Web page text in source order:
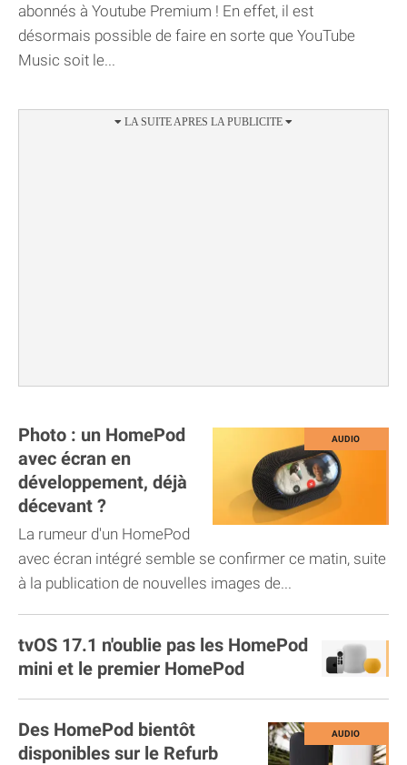
abonnés à Youtube Premium ! En effet, il est
désormais possible de faire en sorte que YouTube
Music soit le...
Photo : un HomePod
avec écran en
développement, déjà
décevant ?
La rumeur d'un HomePod
avec écran intégré semble se confirmer ce matin, suite
à la publication de nouvelles images de...
tvOS 17.1 n'oublie pas les HomePod
mini et le premier HomePod
Des HomePod bientôt
disponibles sur le Refurb